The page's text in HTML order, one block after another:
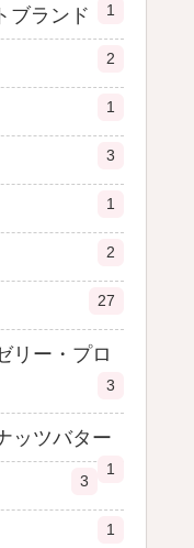
ブランド 1
2
1
3
1
2
27
リー・プロ
3
ッツバター
1
3
1